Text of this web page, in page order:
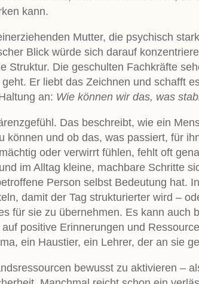
kann.
Mutter, die psychisch
Blick würde sich darauf
Struktur. Die geschulten Fachkräfte
Er liebt das Zeichnen und schafft
an: Wie können wir das, was
Das beschreibt, wie ein
und ob das, was passiert, für
oder verwirrt fühlen, fehlt oft
im Alltag kleine, machbare Schritte
Person selbst Bedeutung hat.
damit der Tag strukturierter wird –
für sie zu übernehmen. Es kann auch
positive Erinnerungen und
ein Haustier, ein Lehrer, der an sie
bewusst zu aktivieren –